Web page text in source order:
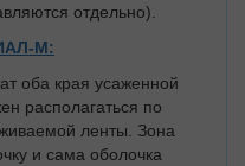
отдельно).
М:
оба края усаженной
располагаться по
ленты. Зона
и сама оболочка